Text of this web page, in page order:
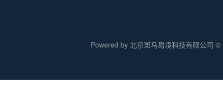
Powered by 北京斑马易境科技有限公司